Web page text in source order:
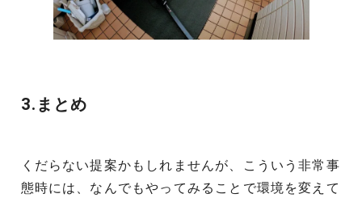
3.まとめ
くだらない提案かもしれませんが、こういう非常事
態時には、なんでもやってみることで環境を変えて